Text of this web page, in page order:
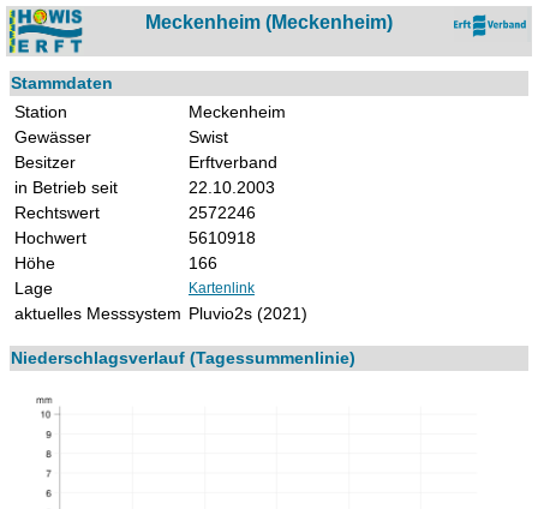
Meckenheim (Meckenheim)
Stammdaten
Station
Meckenheim
Gewässer
Swist
Besitzer
Erftverband
in Betrieb seit
22.10.2003
Rechtswert
2572246
Hochwert
5610918
Höhe
166
Lage
Kartenlink
aktuelles Messsystem Pluvio2s (2021)
Niederschlagsverlauf (Tagessummenlinie)